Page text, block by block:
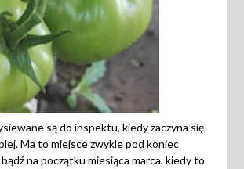
są do inspektu, kiedy zaczyna się
Ma to miejsce zwykle pod koniec
na początku miesiąca marca, kiedy to